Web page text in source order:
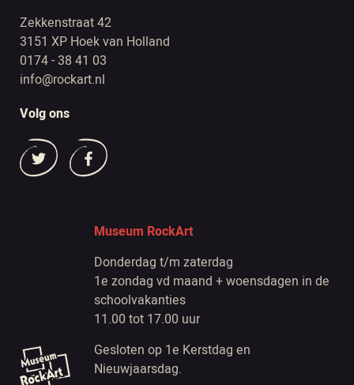
Zekkenstraat 42
3151 XP Hoek van Holland
0174 - 38 41 03
info@rockart.nl
Volg ons
Museum RockArt
Donderdag t/m zaterdag
1e zondag vd maand + woensdagen in de
schoolvakanties
11.00 tot 17.00 uur
Gesloten op 1e Kerstdag en
Nieuwjaarsdag.